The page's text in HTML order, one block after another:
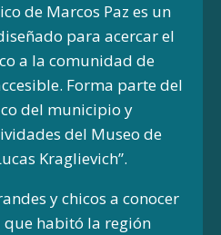
de Marcos Paz es un
para acercar el
a la comunidad de
Forma parte del
del municipio y
del Museo de
Kraglievich”.
y chicos a conocer
habitó la región